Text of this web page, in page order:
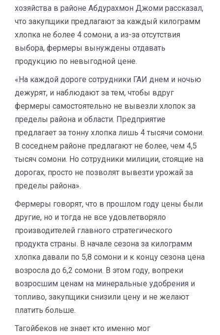
хозяйства в районе Абдурахмон Джоми рассказал,
что закупщики предлагают за каждый килограмм
хлопка не более 4 сомони, а из-за отсутствия
выбора, фермеры вынуждены отдавать
продукцию по невыгодной цене.
«На каждой дороге сотрудники ГАИ днем и ночью
дежурят, и наблюдают за тем, чтобы вдруг
фермеры самостоятельно не вывезли хлопок за
пределы района и области. Предприятие
предлагает за тонну хлопка лишь 4 тысячи сомони.
В соседнем районе предлагают не более, чем 4,5
тысяч сомони. Но сотрудники милиции, стоящие на
дорогах, просто не позволят вывезти урожай за
пределы района».
Фермеры говорят, что в прошлом году цены были
другие, но и тогда не все удовлетворяло
производителей главного стратегического
продукта страны. В начале сезона за килограмм
хлопка давали по 5,8 сомони и к концу сезона цена
возросла до 6,2 сомони. В этом году, вопреки
возросшим ценам на минеральные удобрения и
топливо, закупщики снизили цену и не желают
платить больше.
Тагойбеков не знает кто именно мог